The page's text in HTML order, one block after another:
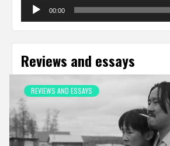
00:00
Reviews and essays
REVIEWS AND ESSAYS